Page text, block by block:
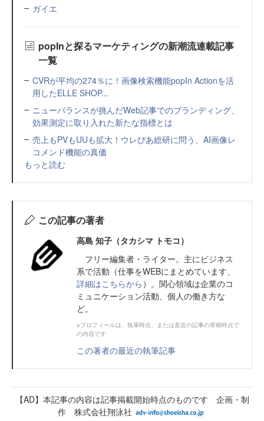
ガイエ
popInと探るマーケティングの新潮流連載記事
一覧
CVRが平均の274％に！画像検索機能popIn Actionを活
用したELLE SHOP...
ニューバランスが挑んだWeb記事でのブランディング、
効果測定に取り入れた新たな指標とは
売上もPVもUUも拡大！ウレぴあ総研に問う、AI画像レ
コメンド機能の真価
もっと読む
この記事の著者
高島 知子（タカシマ トモコ）
フリー編集者・ライター。主にビジネス
系で活動（仕事をWEBにまとめています、
詳細はこちらから ）。関心領域は企業のコ
ミュニケーション活動、個人の働き方な
ど。
※プロフィールは、執筆時点、または直近の記事の寄稿時点で
の内容です
この著者の最近の執筆記事
【AD】本記事の内容は記事掲載開始時点のものです 企画・制
作 株式会社翔泳社